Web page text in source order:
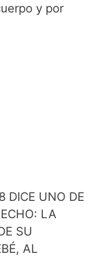
y por
DICE UNO DE
LA
SU
AL